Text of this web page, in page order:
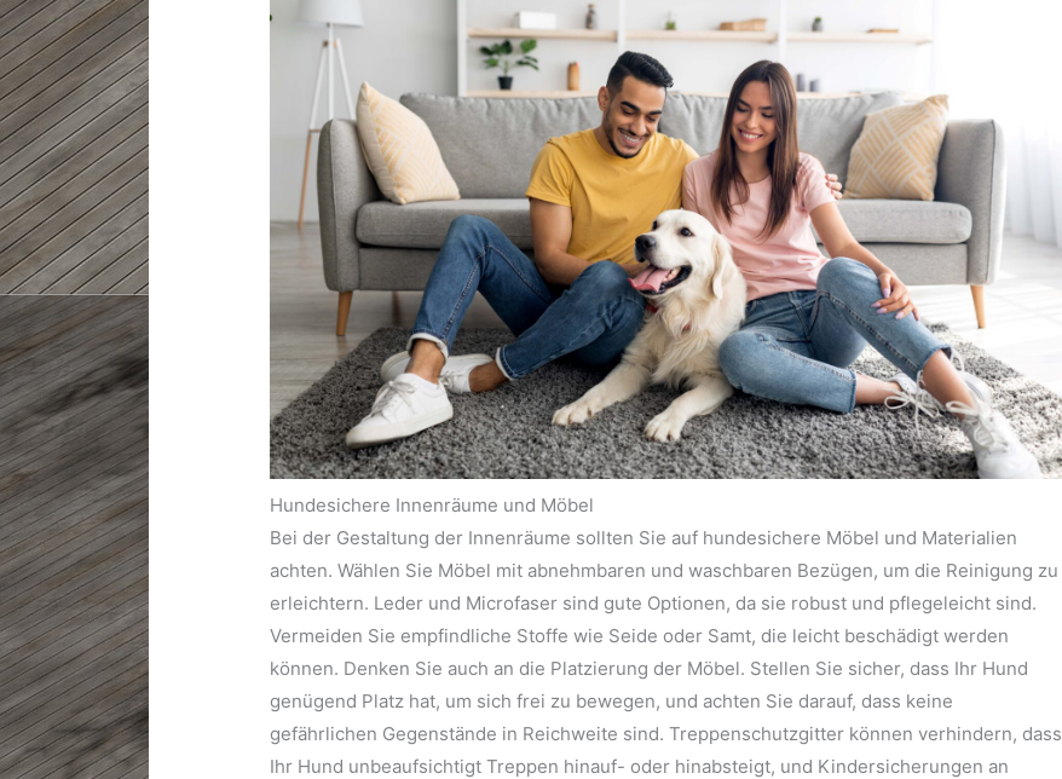
Hundesichere Innenräume und Möbel
Bei der Gestaltung der Innenräume sollten Sie auf hundesichere Möbel und Materialien
achten. Wählen Sie Möbel mit abnehmbaren und waschbaren Bezügen, um die Reinigung zu
erleichtern. Leder und Microfaser sind gute Optionen, da sie robust und pflegeleicht sind.
Vermeiden Sie empfindliche Stoffe wie Seide oder Samt, die leicht beschädigt werden
können. Denken Sie auch an die Platzierung der Möbel. Stellen Sie sicher, dass Ihr Hund
genügend Platz hat, um sich frei zu bewegen, und achten Sie darauf, dass keine
gefährlichen Gegenstände in Reichweite sind. Treppenschutzgitter können verhindern, dass
Ihr Hund unbeaufsichtigt Treppen hinauf- oder hinabsteigt, und Kindersicherungen an